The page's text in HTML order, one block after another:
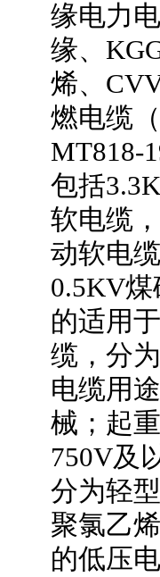
缘电力
缘、
烯、
燃电缆
MT818-
包括
软电缆，
动软电
0.5KV煤
的适用
缆，分
电缆用
械；起
750V及
分为轻
聚氯乙
的低压